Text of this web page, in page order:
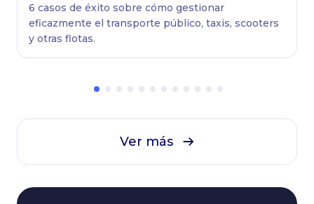
6 casos de éxito sobre cómo gestionar
eficazmente el transporte público, taxis, scooters
y otras flotas.
Ver más